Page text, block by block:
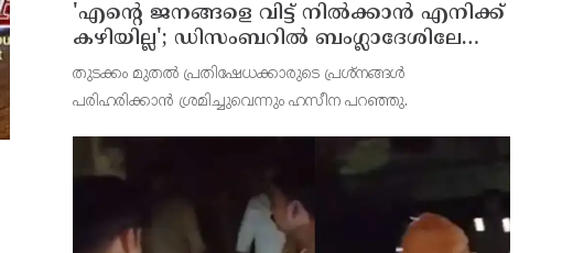
'എന്റെ ജനങ്ങളെ വിട്ട് നില്‍ക്കാന്‍ എനിക്ക്
കഴിയില്ല'; ഡിസംബറില്‍ ബംഗ്ലാദേശിലേക്ക്
മടങ്ങുമെന്ന് ഷെയ്ഖ് ഹസീന
തുടക്കം മുതല്‍ പ്രതിഷേധക്കാരുടെ പ്രശ്നങ്ങള്‍
പരിഹരിക്കാന്‍ ശ്രമിച്ചുവെന്നും ഹസീന പറഞ്ഞു.